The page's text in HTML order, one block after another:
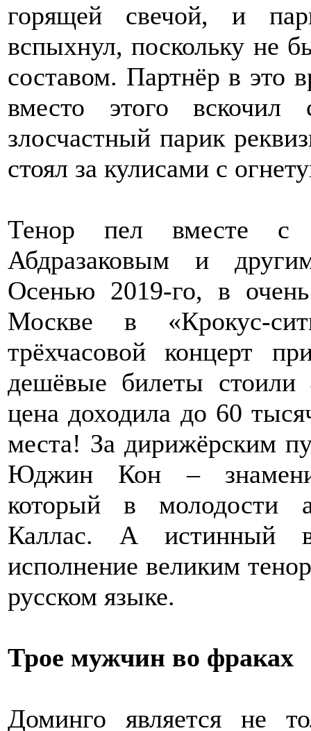
горящей свечой, и
вспыхнул, поскольку не
составом. Партнёр в это
вместо этого
злосчастный парик
стоял за кулисами с
Тенор пел вместе с
Абдразаковым и
Осенью 2019-го, в
Москве в «Крокус-
трёхчасовой концерт
дешёвые билеты
цена доходила до 60
места! За дирижёрским
Юджин Кон –
который в молодости
Каллас. А истинный
исполнение великим
русском языке.
Трое мужчин во фраках
Доминго является не